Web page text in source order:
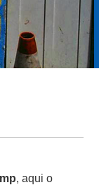
, aqui o